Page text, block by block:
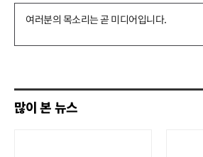
댓
기
많이 본 뉴스